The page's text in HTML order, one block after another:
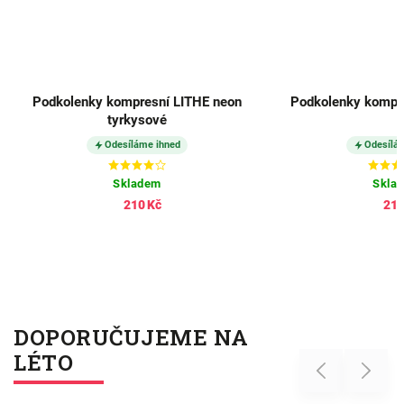
Podkolenky kompresní LITHE neon
tyrkysové
Odesíláme ihned
Skladem
210 Kč
Podkolenky
DOPORUČUJEME NA
LÉTO
Previous Next